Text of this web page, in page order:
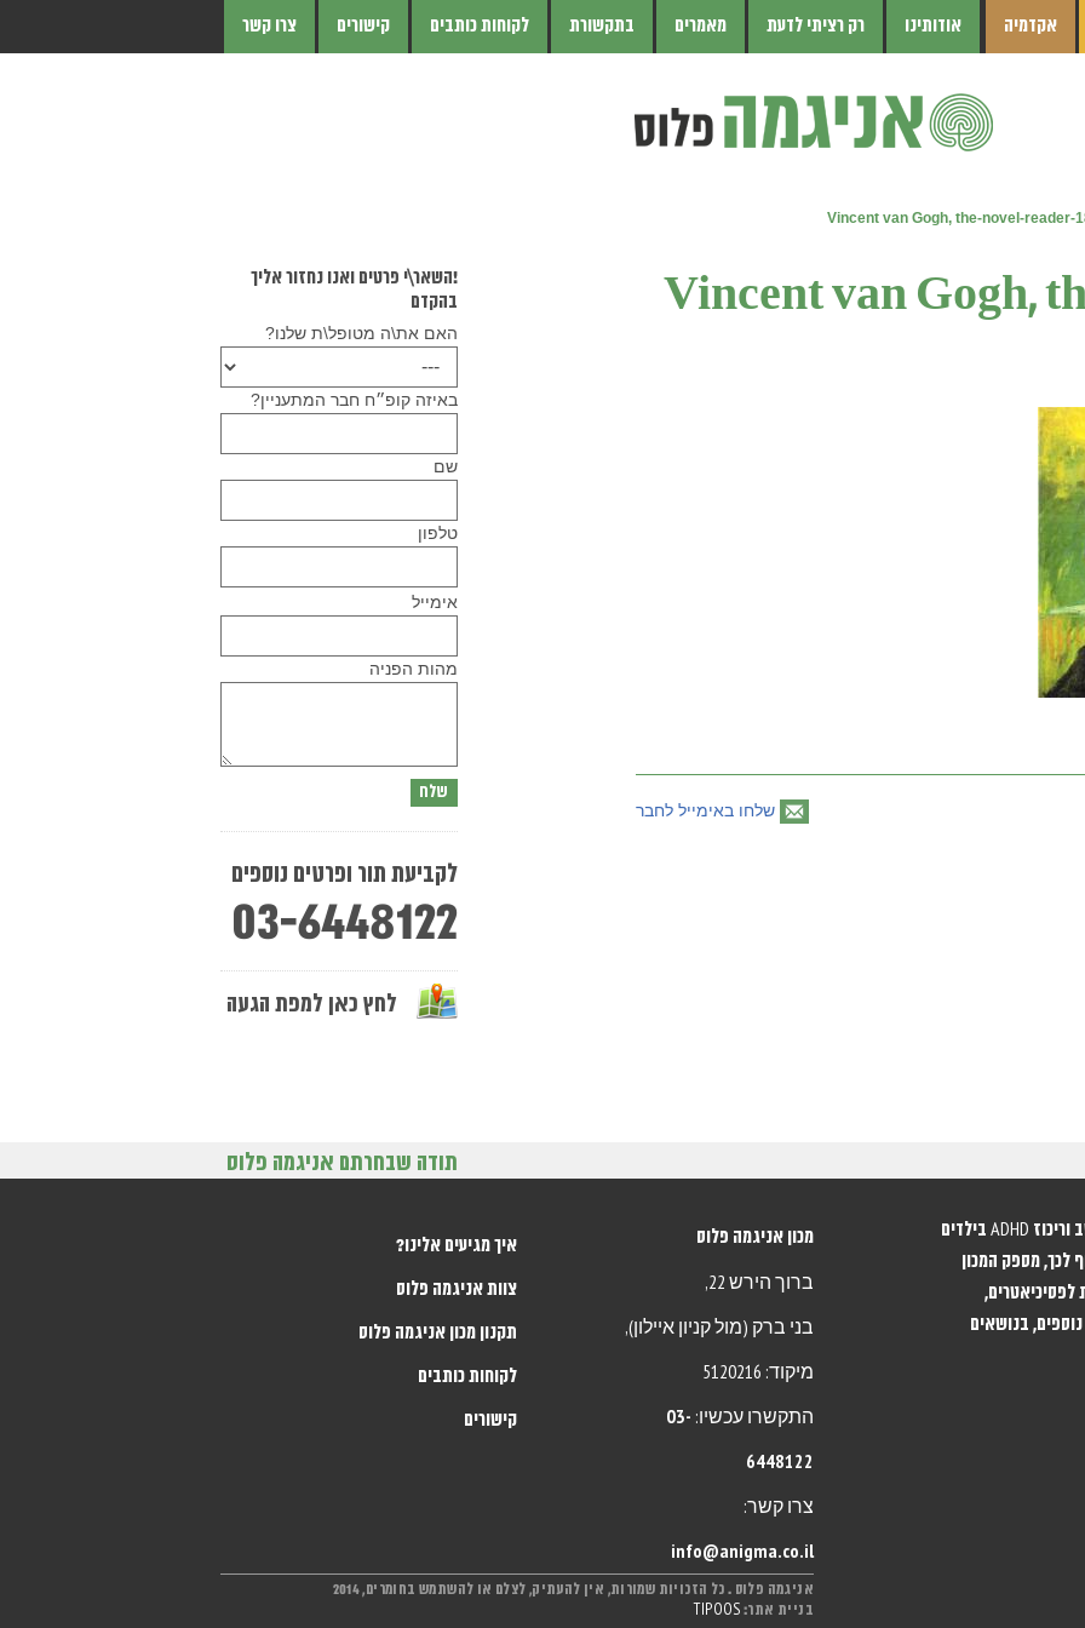
אקדמיה אודותינו רק רציתי לדעת מאמרים בתקשורת לקוחות כותבים קישורים צרו קשר
Vincent van Gogh, the-novel-reader-
Vincent van Gogh,
שלחו באימייל לחבר
!השאר\י פרטים ואנו נחזור אליך
בהקדם
האם את\ה מטופל\ת שלנו?
באיזה קופ״ח חבר המתעניין?
שם
טלפון
leave
אימייל
מהות הפניה
לקביעת תור ופרטים נוספים
03-6448122
לחץ כאן למפת הגעה
תודה שבחרתם אניגמה פלוס
מכון אניגמה מתמחה באבחון וטיפול בהפרעות קשב וריכוז ADHD בילדים
לכך, מספק המכון
לפסיכיאטרים,
בנושאים
מכון אניגמה פלוס
ברוך הירש 22,
בני ברק (מול קניון איילון),
מיקוד: 5120216
התקשרו עכשיו: 03-
6448122
צרו קשר:
info@anigma.co.il
איך מגיעים אלינו?
צוות אניגמה פלוס
תקנון מכון אניגמה פלוס
לקוחות כותבים
קישורים
אניגמה פלוס . כל הזכויות שמורות, אין להעתיק, לצלם או להשתמש בחומרים, 2014
בניית אתר: TIPOOS